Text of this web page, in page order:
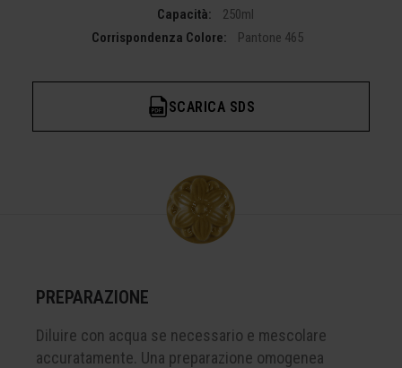
Capacità:
250ml
Corrispondenza Colore:
Pantone 465
SCARICA SDS
PREPARAZIONE
Diluire con acqua se necessario e mescolare
accuratamente. Una preparazione omogenea